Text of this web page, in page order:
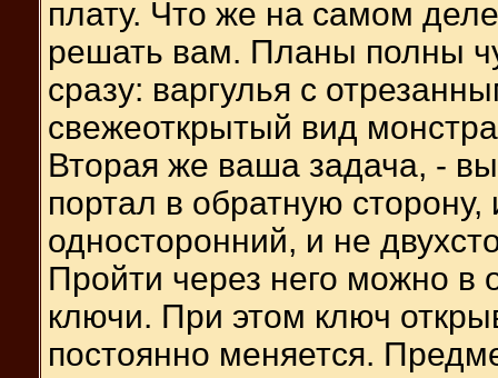
плату. Что же на самом
решать вам. Планы полны
сразу: варгулья с
свежеоткрытый вид
Вторая же ваша задача, -
портал в обратную
односторонний, и не
Пройти через него можно в
ключи. При этом ключ
постоянно меняется.